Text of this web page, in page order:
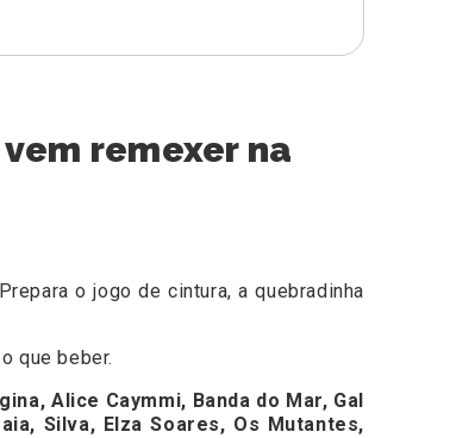
remexer na
Prepara o jogo de cintura, a quebradinha
que beber.
Alice Caymmi, Banda do Mar, Gal
Silva, Elza Soares, Os Mutantes,